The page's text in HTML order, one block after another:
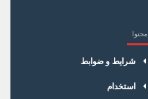
محتوا
شرایط و ضوابط
استخدام